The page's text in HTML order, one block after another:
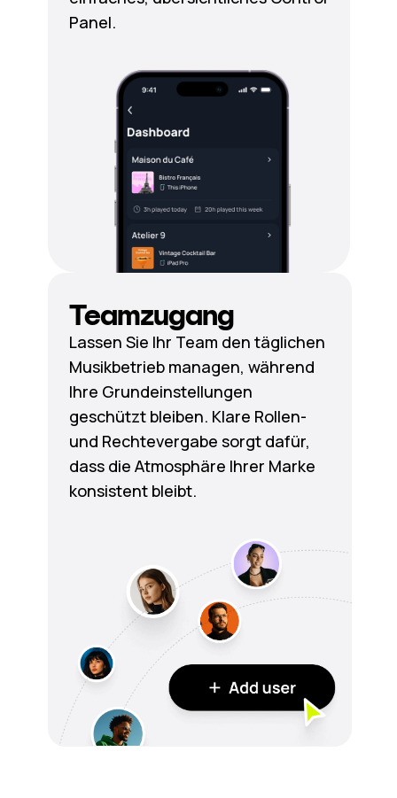
Panel.
Teamzugang
Lassen Sie Ihr Team den täglichen
Musikbetrieb managen, während
Ihre Grundeinstellungen
geschützt bleiben. Klare Rollen-
und Rechtevergabe sorgt dafür,
dass die Atmosphäre Ihrer Marke
konsistent bleibt.